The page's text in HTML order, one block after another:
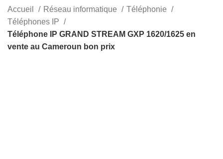
Rechercher
Accueil Réseau informatique
Téléphonie
Téléphones IP
Téléphone IP GRAND STREAM GXP 1620/1625 en
vente au Cameroun bon prix